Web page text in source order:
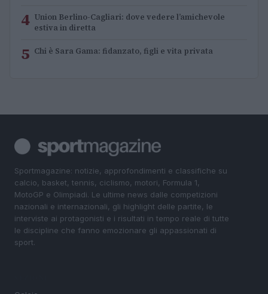
4 Union Berlino-Cagliari: dove vedere l’amichevole
estiva in diretta
5 Chi è Sara Gama: fidanzato, figli e vita privata
Sportmagazine: notizie, approfondimenti e classifiche su
calcio, basket, tennis, ciclismo, motori, Formula 1,
MotoGP e Olimpiadi. Le ultime news dalle competizioni
nazionali e internazionali, gli highlight delle partite, le
interviste ai protagonisti e i risultati in tempo reale di tutte
le discipline che fanno emozionare gli appassionati di
sport.